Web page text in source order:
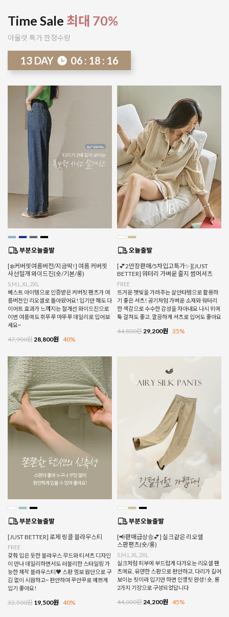
Time Sale 최대 70%
아울렛 특가 한정수량
13 DAY 06 : 18 : 11
[❄️커버핏여름버전/지금딱!] 여름 커버핏
사선절개 와이드진(숏/기본/롱)
S,M,L,XL,2XL
베스트 아이템으로 인증받은 커버핏 팬츠가 여
름버전인 리오셀로 돌아왔어요! 입기만 해도 다
이어트 효과가 느껴지는 절개선 와이드진으로
이번 여름에도 휘뚜루 마뚜루 데일리로 입어보
세요~
47,900원 28,800원 40%
[💕2만장판매/5차입고특가✨][JUST
BETTER] 워터리 가벼운 줄지 썸머셔츠
FREE
뜨거운 햇빛을 가려주는 살안타템으로 활용하
기 좋은 셔츠! 공기처럼 가벼운 소재와 워터리
한 색감으로 수수한 감성을 자아내요 나시 위에
툭 걸쳐도 좋고, 깔끔하게 셔츠로 입어도 좋아요
44,800원 29,200원 35%
[JUST BETTER] 로제 링클 블라우스티
FREE
갖춰 입은 듯한 블라우스 무드와 티셔츠 디자인
이 만나 데일리하면서도 러블리한 스타일링 가
능한 제작 블라우스티♥ 스판 엠보 원단으로 구
김 없이 시원하고~ 편안하여 꾸안꾸로 예쁘게
입기 좋아요!
32,500원 19,500원 40%
[📢판매급상승💕] 실크같은 리오셀
스판팬츠(숏/롱)
S,M,L,XL,2XL
실크처럼 피부에 부드럽게 다가오는 리오셀 팬
츠에요, 유연한 스판으로 편안하고, 다리가 길어
보이는 핏이라 입기만 하면 인생핏 완성! 숏, 롱
2가지 기장으로 구성되었답니다
44,000원 24,200원 45%